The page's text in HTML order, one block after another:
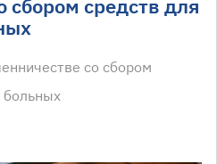
сбором средств для
со сбором
больных